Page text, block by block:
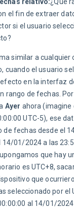
relativo:¿Qué
el fin de extraer
si el usuario
similar a cualquier
cuando el usuario
en la interfaz
rango de fechas.
Ayer ahora (imagine
UTC-5), ese
de fechas desde el
01/2024 a las
que hay
es UTC+8,
que
seleccionado por el
al 14/01/2024